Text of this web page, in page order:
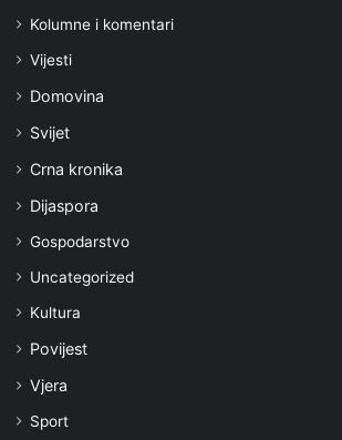
Kolumne i komentari
Vijesti
Domovina
Svijet
Crna kronika
Dijaspora
Gospodarstvo
Uncategorized
Kultura
Povijest
Vjera
Sport